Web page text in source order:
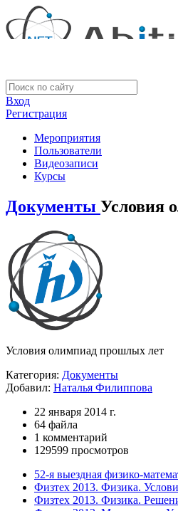
Вход
Регистрация
Мероприятия
Пользователи
Видеозаписи
Курсы
Документы Условия
Условия олимпиад прошлых лет
Категория: Документы
Добавил: Наталья Филиппова
22 января 2014 г.
64 файла
1 комментарий
129599 просмотров
52-я выездная физико-
Физтех 2013. Физика.
Физтех 2013. Физика.